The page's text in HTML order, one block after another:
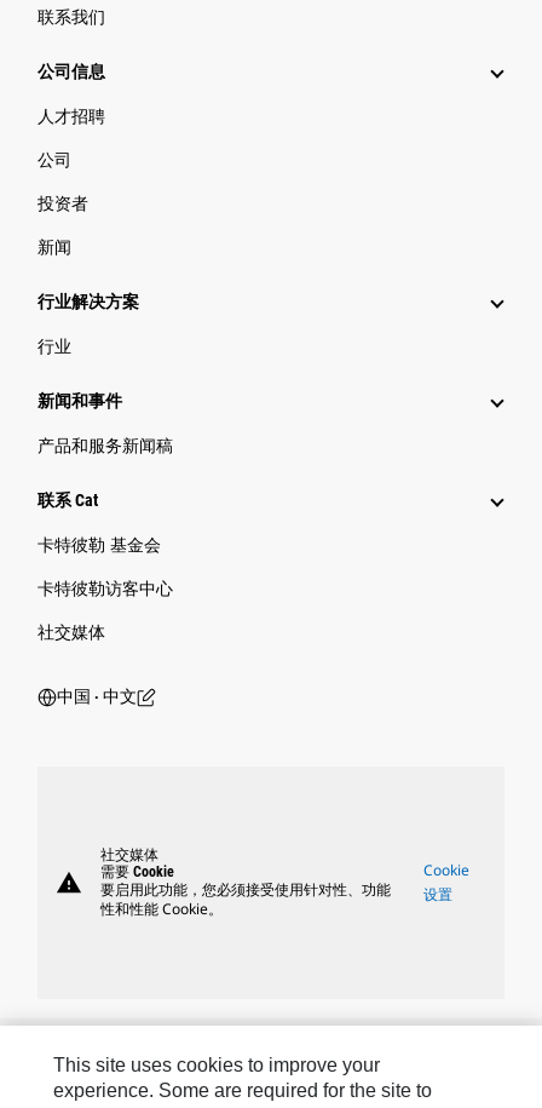
联系我们
公司信息
人才招聘
公司
投资者
新闻
行业解决方案
行业
新闻和事件
产品和服务新闻稿
联系 Cat
卡特彼勒 基金会
卡特彼勒访客中心
社交媒体
中国 ‧ 中文
warning
社交媒体
需要 Cookie
要启用此功能，您必须接受使用针对性、功能
性和性能 Cookie。
Cookie
设置
This site uses cookies to improve your
experience. Some are required for the site to